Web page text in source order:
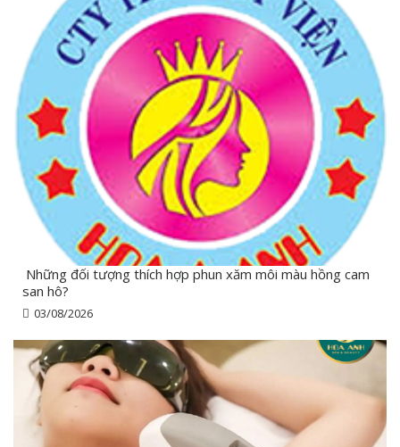
Những đối tượng thích hợp phun xăm môi màu hồng cam
san hô?
03/08/2026